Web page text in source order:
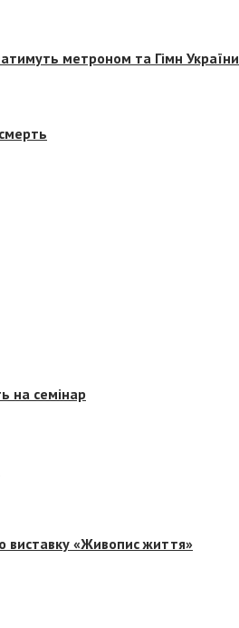
метроном та Гімн України
на семінар
виставку «Живопис життя»